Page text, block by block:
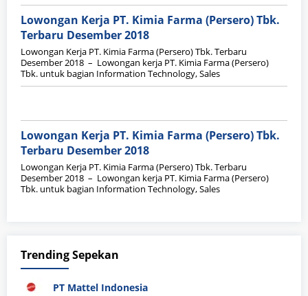
Lowongan Kerja PT. Kimia Farma (Persero) Tbk.
Terbaru Desember 2018
Lowongan Kerja PT. Kimia Farma (Persero) Tbk. Terbaru
Desember 2018 – Lowongan kerja PT. Kimia Farma (Persero)
Tbk. untuk bagian Information Technology, Sales
Lowongan Kerja PT. Kimia Farma (Persero) Tbk.
Terbaru Desember 2018
Lowongan Kerja PT. Kimia Farma (Persero) Tbk. Terbaru
Desember 2018 – Lowongan kerja PT. Kimia Farma (Persero)
Tbk. untuk bagian Information Technology, Sales
Trending Sepekan
PT Mattel Indonesia